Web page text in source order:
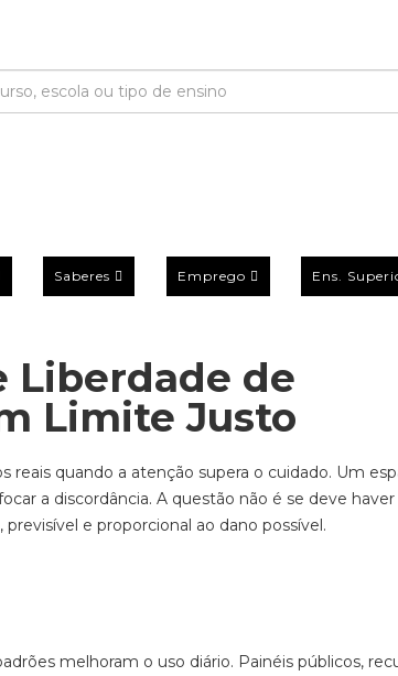
Saberes Emprego Ens.
Liberdade de
Limite Justo
quando a atenção supera o cuidado. Um
a discordância. A questão não é se deve haver
e proporcional ao dano possível.
melhoram o uso diário. Painéis públicos,